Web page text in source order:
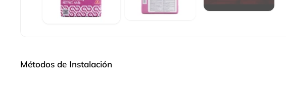
Métodos de Instalación